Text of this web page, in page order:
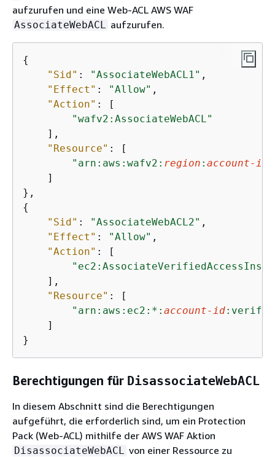
aufzurufen und eine Web-ACL AWS WAF
AssociateWebACL aufzurufen.
{
"Sid" : "AssociateWebACL1" ,
"Effect" : "Allow" ,
"Action" : [
"wafv2:AssociateWebACL"
    ],
"Resource" : [
"arn:aws:wafv2: region : account-id
    ]
{
"Sid" : "AssociateWebACL2" ,
"Effect" : "Allow" ,
"Action" : [
    ],
"Resource" : [
"arn:aws:ec2:*: account-id
    ]
}
Berechtigungen für DisassociateWebACL
In diesem Abschnitt sind die Berechtigungen
aufgeführt, die erforderlich sind, um ein Protection
Pack (Web-ACL) mithilfe der AWS WAF Aktion
DisassociateWebACL
von einer Ressource zu